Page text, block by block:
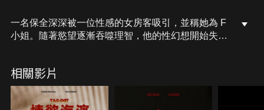
一名保全深深被一位性感的女房客吸引，並稱她為 F
小姐。隨著慾望逐漸吞噬理智，他的性幻想開始失
相關影片